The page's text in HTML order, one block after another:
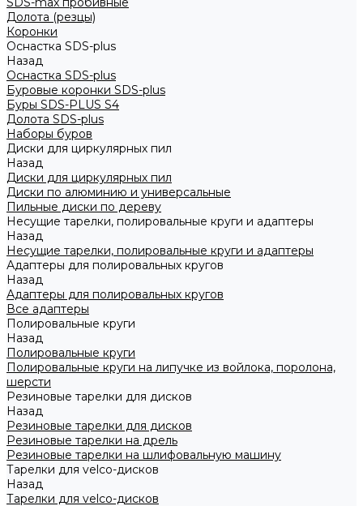
Долота (резцы)
Коронки
Оснастка SDS-plus
Назад
Оснастка SDS-plus
Буровые коронки SDS-plus
Буры SDS-PLUS S4
Долота SDS-plus
Наборы буров
Диски для циркулярных пил
Назад
Диски для циркулярных пил
Диски по алюминию и универсальные
Пильные диски по дереву
Несущие тарелки, полировальные круги и адаптеры
Назад
Несущие тарелки, полировальные круги и адаптеры
Адаптеры для полировальных кругов
Назад
Адаптеры для полировальных кругов
Все адаптеры
Полировальные круги
Назад
Полировальные круги
Полировальные круги на липучке из войлока, поролона,
шерсти
Резиновые тарелки для дисков
Назад
Резиновые тарелки для дисков
Резиновые тарелки на дрель
Резиновые тарелки на шлифовальную машину
Тарелки для velco-дисков
Назад
Тарелки для velco-дисков